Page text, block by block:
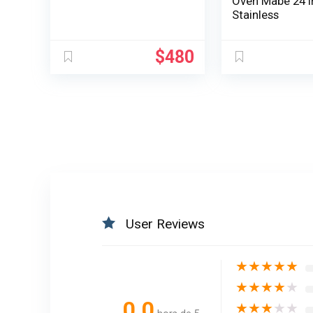
$480
Stainless
User Reviews
★★★★★
★★★★★
★★★★★